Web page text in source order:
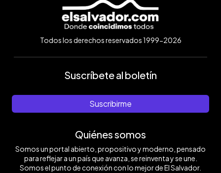
Todos los derechos reservados 1999-2026
Suscríbete al boletín
Suscribirme
Quiénes somos
Somos un portal abierto, propositivo y moderno, pensado
para reflejar a un país que avanza, se reinventa y se une.
Somos el punto de conexión con lo mejor de El Salvador.